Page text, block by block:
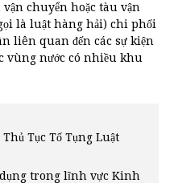
chuyển hoặc tàu vận
là luật hàng hải) chi phối
liên quan đến các sự kiện
vùng nước có nhiều khu
Tục Tố Tụng Luật
trong lĩnh vực Kinh